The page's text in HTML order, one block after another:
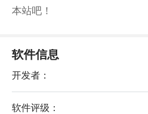
本站吧！
软件信息
开发者：
软件评级：